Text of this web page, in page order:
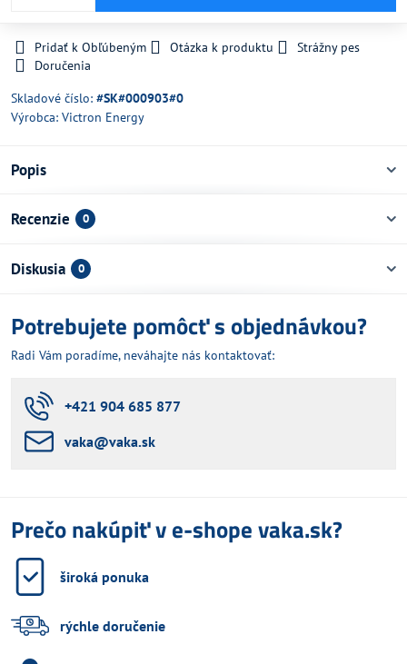
Pridať k Obľúbeným Otázka k produktu
Strážny pes
Doručenia
Skladové číslo: #SK#000903#0
Výrobca: Victron Energy
Popis
Recenzie 0
Diskusia 0
Potrebujete pomôcť s objednávkou?
Radi Vám poradíme, neváhajte nás kontaktovať:
+421 904 685 877
vaka​@vaka​.sk
Prečo nakúpiť v e-shope vaka.sk?
široká ponuka
rýchle doručenie